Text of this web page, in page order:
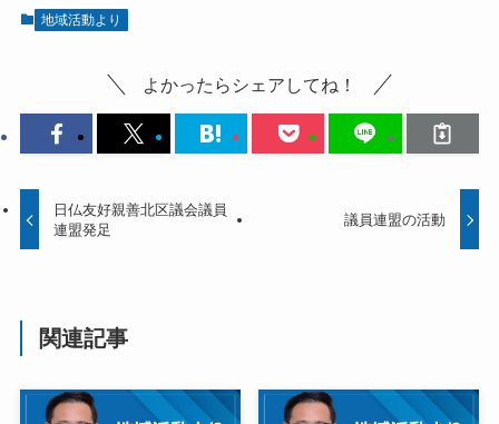
地域活動より
よかったらシェアしてね！
日仏友好親善北区議会議員
連盟発足
議員連盟の活動
関連記事